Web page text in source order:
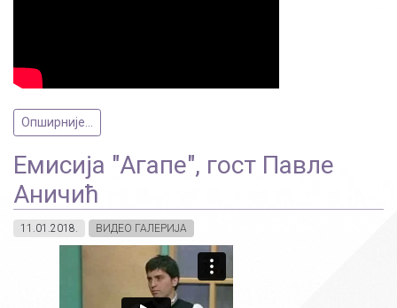
Опширније...
Емисија "Агапе", гост Павле
Аничић
11.01.2018. ВИДЕО ГАЛЕРИЈА